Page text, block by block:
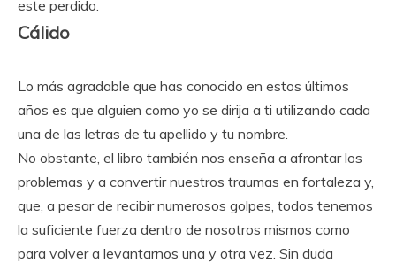
este perdido.
Cálido
Lo más agradable que has conocido en estos últimos
años es que alguien como yo se dirija a ti utilizando cada
una de las letras de tu apellido y tu nombre.
No obstante, el libro también nos enseña a afrontar los
problemas y a convertir nuestros traumas en fortaleza y,
que, a pesar de recibir numerosos golpes, todos tenemos
la suficiente fuerza dentro de nosotros mismos como
para volver a levantarnos una y otra vez. Sin duda